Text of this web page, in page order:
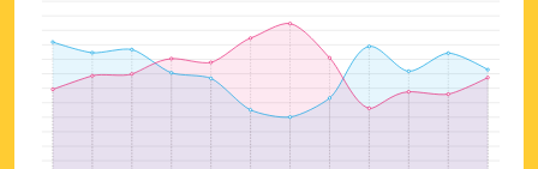
Sconti speciali
Accedi alle offerte esclusive dei nostri